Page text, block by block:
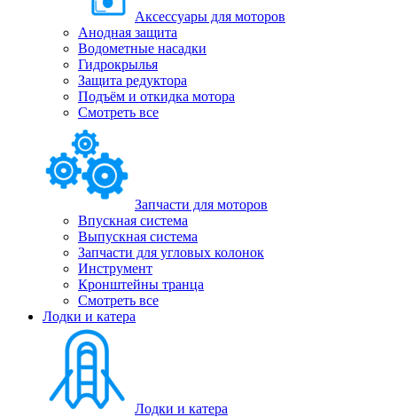
Аксессуары для моторов
Анодная защита
Водометные насадки
Гидрокрылья
Защита редуктора
Подъём и откидка мотора
Смотреть все
Запчасти для моторов
Впускная система
Выпускная система
Запчасти для угловых колонок
Инструмент
Кронштейны транца
Смотреть все
Лодки и катера
Лодки и катера